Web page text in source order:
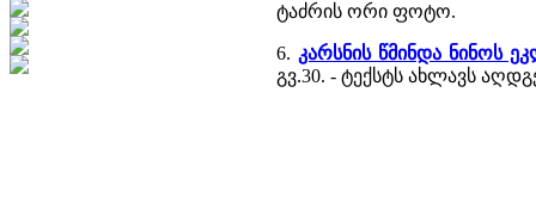
ტაძრის ორი ფოტო.
6. კარსნის წმინდა ნინოს
გვ.30. - ტექსტს ახლავს